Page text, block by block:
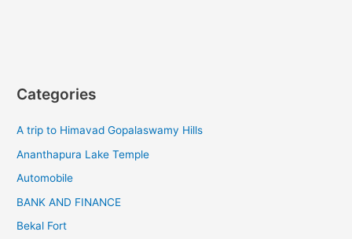
Categories
A trip to Himavad Gopalaswamy Hills
Ananthapura Lake Temple
Automobile
BANK AND FINANCE
Bekal Fort